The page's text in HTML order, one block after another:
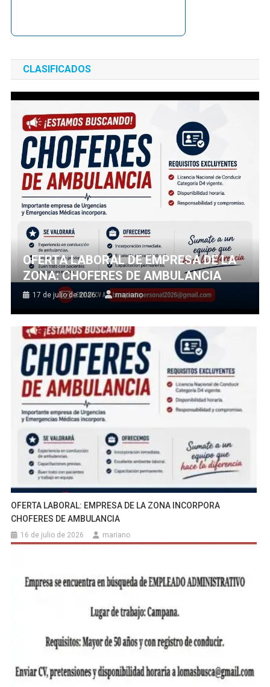
CLASIFICADOS
OFERTA LABORAL DE EMPRESA DE LA
ZONA: CHOFERES DE AMBULANCIA
17 de julio de 2026 mariano
OFERTA LABORAL: EMPRESA DE LA ZONA INCORPORA
CHOFERES DE AMBULANCIA
16 de julio de 2026 mariano